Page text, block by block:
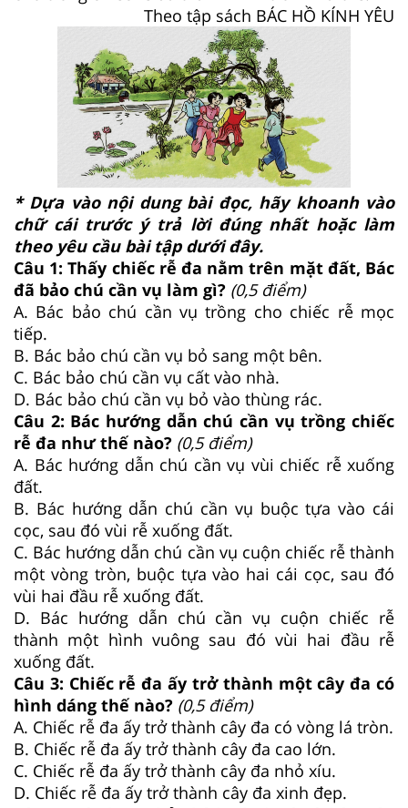
Theo tập sách BÁC HỒ KÍNH YÊU
* Dựa vào nội dung bài đọc, hãy khoanh vào
chữ cái trước ý trả lời đúng nhất hoặc làm
theo yêu cầu bài tập dưới đây.
Câu 1: Thấy chiếc rễ đa nằm trên mặt đất, Bác
đã bảo chú cần vụ làm gì? (0,5 điểm)
A. Bác bảo chú cần vụ trồng cho chiếc rễ mọc
tiếp.
B. Bác bảo chú cần vụ bỏ sang một bên.
C. Bác bảo chú cần vụ cất vào nhà.
D. Bác bảo chú cần vụ bỏ vào thùng rác.
Câu 2: Bác hướng dẫn chú cần vụ trồng chiếc
rễ đa như thế nào? (0,5 điểm)
A. Bác hướng dẫn chú cần vụ vùi chiếc rễ xuống
đất.
B. Bác hướng dẫn chú cần vụ buộc tựa vào cái
cọc, sau đó vùi rễ xuống đất.
C. Bác hướng dẫn chú cần vụ cuộn chiếc rễ thành
một vòng tròn, buộc tựa vào hai cái cọc, sau đó
vùi hai đầu rễ xuống đất.
D. Bác hướng dẫn chú cần vụ cuộn chiếc rễ
thành một hình vuông sau đó vùi hai đầu rễ
xuống đất.
Câu 3: Chiếc rễ đa ấy trở thành một cây đa có
hình dáng thế nào? (0,5 điểm)
A. Chiếc rễ đa ấy trở thành cây đa có vòng lá tròn.
B. Chiếc rễ đa ấy trở thành cây đa cao lớn.
C. Chiếc rễ đa ấy trở thành cây đa nhỏ xíu.
D. Chiếc rễ đa ấy trở thành cây đa xinh đẹp.